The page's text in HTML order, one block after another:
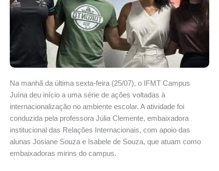
Na manhã da última sexta-feira (25/07), o IFMT Campus
Juína deu início a uma série de ações voltadas à
internacionalização no ambiente escolar. A atividade foi
conduzida pela professora Júlia Clemente, embaixadora
institucional das Relações Internacionais, com apoio das
alunas Josiane Souza e Isabele de Souza, que atuam como
embaixadoras mirins do campus.